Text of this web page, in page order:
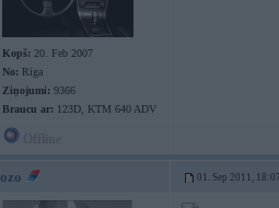
Kopš: 20. Feb 2007
No: Rīga
Ziņojumi: 9366
Braucu ar: 123D, KTM 640 ADV
ozo 01. Sep 2011,